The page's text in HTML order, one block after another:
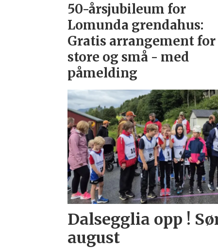
50-årsjubileum for
Lomunda grendahus:
Gratis arrangement for
store og små - med
påmelding
Dalsegglia opp !
august